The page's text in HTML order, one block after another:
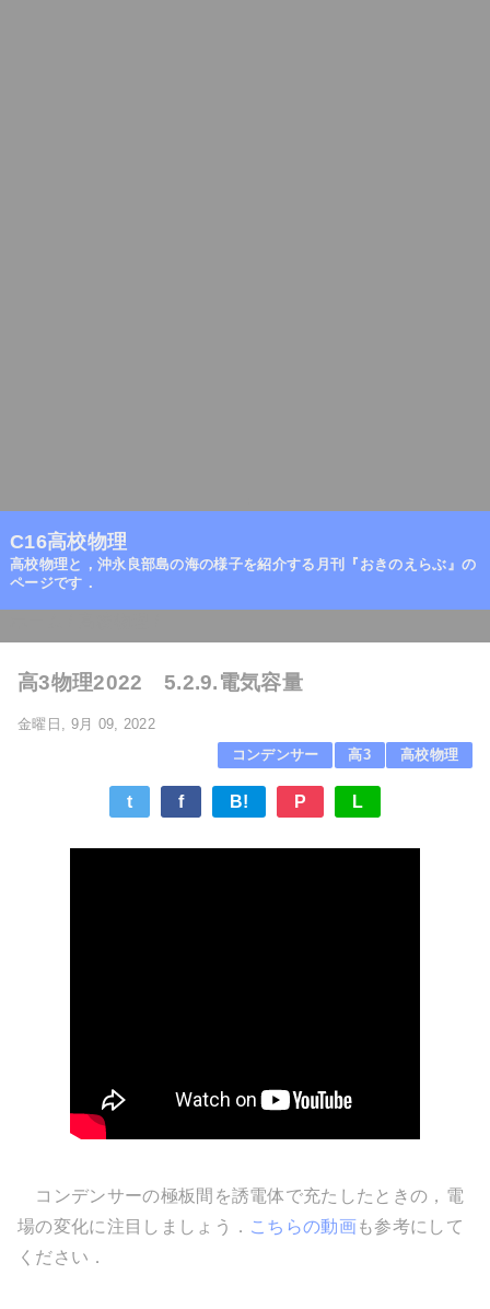
C16高校物理
高校物理と，沖永良部島の海の様子を紹介する月刊『おきのえらぶ』の
ページです．
高3物理2022 5.2.9.電気容量
金曜日, 9月 09, 2022
コンデンサー
高3 高校物理
t f B! P L
コンデンサーの極板間を誘電体で充たしたときの，電
場の変化に注目しましょう． こちらの動画も参考にして
ください．